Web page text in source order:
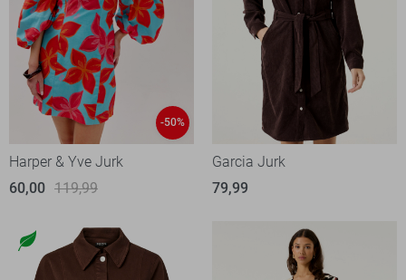
-50%
Harper & Yve Jurk
60,00 119,99
Garcia Jurk
79,99